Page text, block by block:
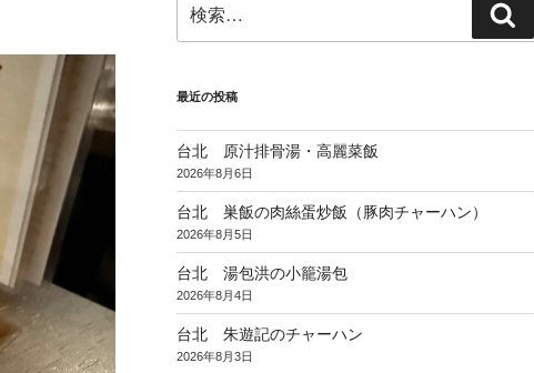
索:
索
最近の投稿
台北 原汁排骨湯・高麗菜飯
2026年8月6日
台北 巣飯の肉絲蛋炒飯（豚肉チャーハン）
2026年8月5日
台北 湯包洪の小籠湯包
2026年8月4日
台北 朱遊記のチャーハン
2026年8月3日